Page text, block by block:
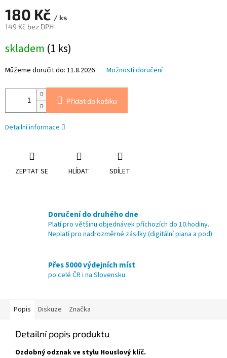
180 Kč / ks
149 Kč bez DPH
cena:
skladem (1 ks)
Můžeme doručit do: 11.8.2026 Možnosti doručení
Přidat do košíku
Detailní informace
ZEPTAT SE HLÍDAT SDÍLET
Doručení do druhého dne
Platí pro většinu objednávek příchozích do 10.hodiny.
Neplatí pro nadrozměrné zásilky (digitální piana a pod)
Přes 5000 výdejních míst
po celé ČR i na Slovensku
Popis Diskuze Značka
Detailní popis produktu
Ozdobný odznak ve stylu Houslový klíč.